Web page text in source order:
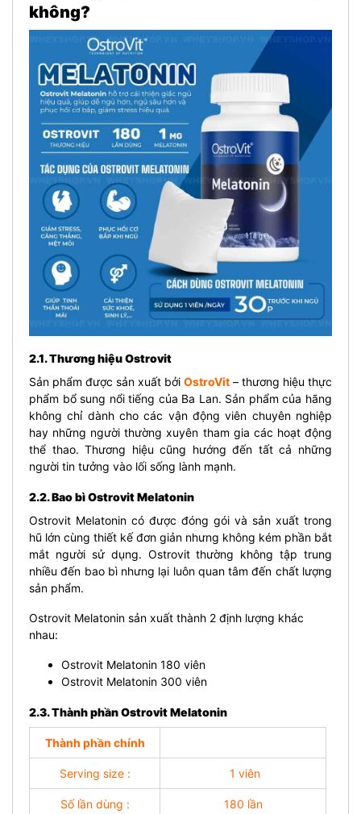
không?
2.1. Thương hiệu Ostrovit
Sản phẩm được sản xuất bởi OstroVit – thương hiệu thực
phẩm bổ sung nổi tiếng của Ba Lan. Sản phẩm của hãng
không chỉ dành cho các vận động viên chuyên nghiệp
hay những người thường xuyên tham gia các hoạt động
thể thao. Thương hiệu cũng hướng đến tất cả những
người tin tưởng vào lối sống lành mạnh.
2.2. Bao bì Ostrovit Melatonin
Ostrovit Melatonin có được đóng gói và sản xuất trong
hũ lớn cùng thiết kế đơn giản nhưng không kém phần bắt
mắt người sử dụng. Ostrovit thường không tập trung
nhiều đến bao bì nhưng lại luôn quan tâm đến chất lượng
sản phẩm.
Ostrovit Melatonin sản xuất thành 2 định lượng khác
nhau:
Ostrovit Melatonin 180 viên
Ostrovit Melatonin 300 viên
2.3. Thành phần Ostrovit Melatonin
Thành phần chính
Serving size : 1 viên
Số lần dùng : 180 lần